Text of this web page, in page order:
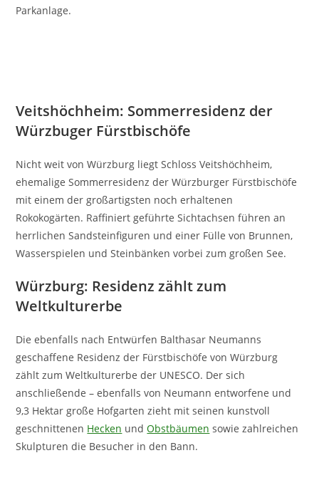
Parkanlage.
Veitshöchheim: Sommerresidenz der
Würzbuger Fürstbischöfe
Nicht weit von Würzburg liegt Schloss Veitshöchheim,
ehemalige Sommerresidenz der Würzburger Fürstbischöfe
mit einem der großartigsten noch erhaltenen
Rokokogärten. Raffiniert geführte Sichtachsen führen an
herrlichen Sandsteinfiguren und einer Fülle von Brunnen,
Wasserspielen und Steinbänken vorbei zum großen See.
Würzburg: Residenz zählt zum
Weltkulturerbe
Die ebenfalls nach Entwürfen Balthasar Neumanns
geschaffene Residenz der Fürstbischöfe von Würzburg
zählt zum Weltkulturerbe der UNESCO. Der sich
anschließende – ebenfalls von Neumann entworfene und
9,3 Hektar große Hofgarten zieht mit seinen kunstvoll
geschnittenen Hecken undObstbäumen sowie zahlreichen
Skulpturen die Besucher in den Bann.